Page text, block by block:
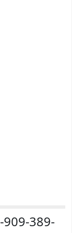
909-389-